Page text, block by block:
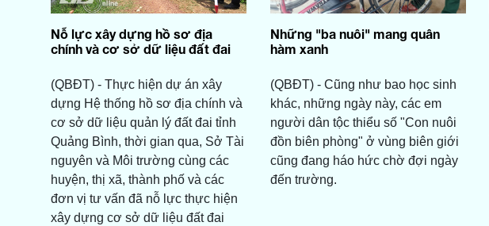
Nỗ lực xây dựng hồ sơ địa
chính và cơ sở dữ liệu đất đai
(QBĐT) - Thực hiện dự án xây
dựng Hệ thống hồ sơ địa chính và
cơ sở dữ liệu quản lý đất đai tỉnh
Quảng Bình, thời gian qua, Sở Tài
nguyên và Môi trường cùng các
huyện, thị xã, thành phố và các
đơn vị tư vấn đã nỗ lực thực hiện
xây dựng cơ sở dữ liệu đất đai
Những "ba nuôi" mang quân
hàm xanh
(QBĐT) - Cũng như bao học sinh
khác, những ngày này, các em
người dân tộc thiểu số "Con nuôi
đồn biên phòng" ở vùng biên giới
cũng đang háo hức chờ đợi ngày
đến trường.